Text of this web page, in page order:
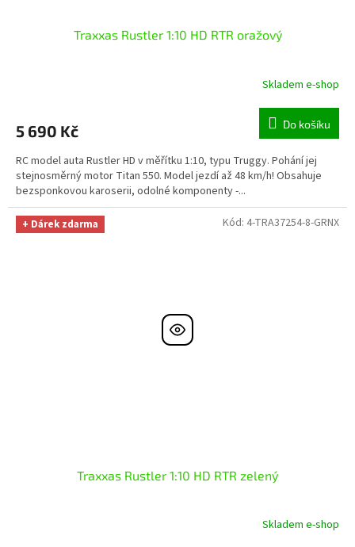
Traxxas Rustler 1:10 HD RTR oražový
Skladem e-shop
5 690 Kč Do košíku
RC model auta Rustler HD v měřítku 1:10, typu Truggy. Pohání jej
stejnosměrný motor Titan 550. Model jezdí až 48 km/h! Obsahuje
bezsponkovou karoserii, odolné komponenty -...
+ Dárek zdarma
Traxxas Rustler 1:10 HD RTR zelený
Skladem e-shop
Kód: 4-TRA37254-8-GRNX